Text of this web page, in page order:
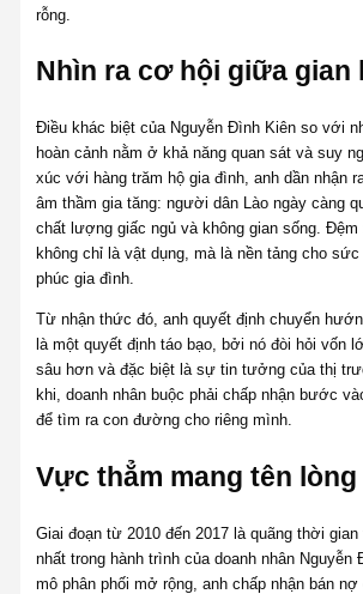
rỗng.
Nhìn ra cơ hội giữa gian
Điều khác biệt của Nguyễn Đình Kiên so với
hoàn cảnh nằm ở khả năng quan sát và suy
xúc với hàng trăm hộ gia đình, anh dần nhận
âm thầm gia tăng: người dân Lào ngày càng
chất lượng giấc ngủ và không gian sống. Đệm
không chỉ là vật dụng, mà là nền tảng cho
phúc gia đình.
Từ nhận thức đó, anh quyết định chuyển
là một quyết định táo bạo, bởi nó đòi hỏi vốn
sâu hơn và đặc biệt là sự tin tưởng của thị
khi, doanh nhân buộc phải chấp nhận bước
để tìm ra con đường cho riêng mình.
Vực thẳm mang tên
Giai đoạn từ 2010 đến 2017 là quãng thời
nhất trong hành trình của doanh nhân Nguyễn
mô phân phối mở rộng, anh chấp nhận bán nợ